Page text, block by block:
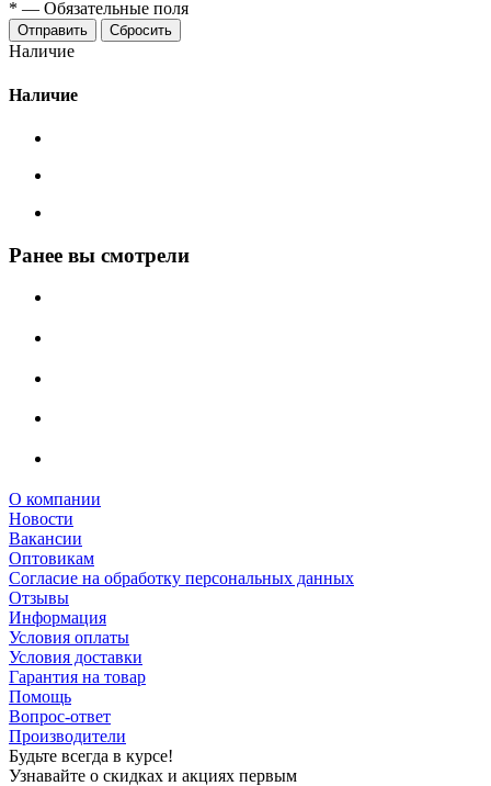
* — Обязательные поля
Сбросить
Наличие
Наличие
Ранее вы смотрели
О компании
Новости
Вакансии
Оптовикам
Cогласие на обработку персональных данных
Отзывы
Информация
Условия оплаты
Условия доставки
Гарантия на товар
Помощь
Вопрос-ответ
Производители
Будьте всегда в курсе!
Узнавайте о скидках и акциях первым